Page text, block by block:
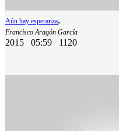
Aún hay esperanza,
Francisco Aragón García
2015 05:59 1120